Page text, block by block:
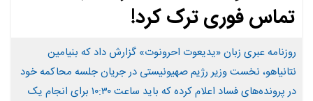
تماس فوری ترک کرد!
روزنامه عبری زبان «یدیعوت احرونوت» گزارش داد که بنیامین
نتانیاهو، نخست ‌وزیر رژیم صهیونیستی در جریان جلسه محاکمه خود
در پرونده‌های فساد اعلام کرده که باید ساعت ۱۰:۳۰ برای انجام یک